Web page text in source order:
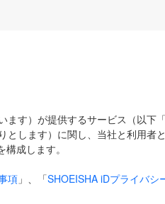
ます）が提供するサービス（以下
します）に関し、当社と利用者
成します。
項 」、「SHOEISHA iDプライバシ